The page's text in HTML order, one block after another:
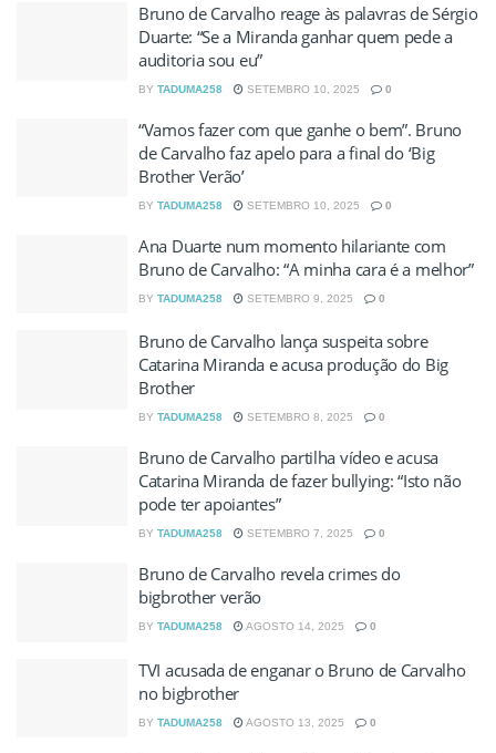
Bruno de Carvalho reage às palavras de Sérgio
Duarte: “Se a Miranda ganhar quem pede a
auditoria sou eu”
BY TADUMA258 SETEMBRO 10, 2025 0
“Vamos fazer com que ganhe o bem”. Bruno
de Carvalho faz apelo para a final do ‘Big
Brother Verão’
BY TADUMA258 SETEMBRO 10, 2025 0
Ana Duarte num momento hilariante com
Bruno de Carvalho: “A minha cara é a melhor”
BY TADUMA258 SETEMBRO 9, 2025 0
Bruno de Carvalho lança suspeita sobre
Catarina Miranda e acusa produção do Big
Brother
BY TADUMA258 SETEMBRO 8, 2025 0
Bruno de Carvalho partilha vídeo e acusa
Catarina Miranda de fazer bullying: “Isto não
pode ter apoiantes”
BY TADUMA258 SETEMBRO 7, 2025 0
Bruno de Carvalho revela crimes do
bigbrother verão
BY TADUMA258 AGOSTO 14, 2025 0
TVI acusada de enganar o Bruno de Carvalho
no bigbrother
BY TADUMA258 AGOSTO 13, 2025 0